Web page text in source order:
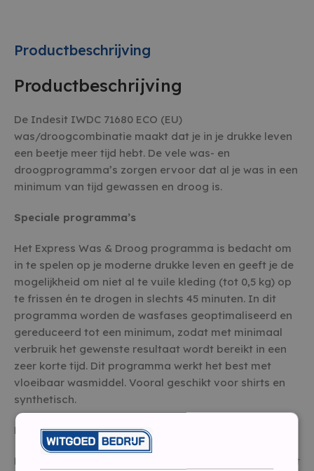
Productbeschrijving
Productbeschrijving
De Indesit IWDC 71680 ECO (EU)
was/droogcombinatie maakt dat je in je drukke leven
een beetje meer tijd hebt. De vele was- en
droogprogramma’s zorgen ervoor dat al je was in een
minimum van tijd gewassen en droog is.
Speciale programma’s
Het Express Was & Droog programma is bedacht om
in te spelen op je moderne drukke leven en geeft je de
mogelijkheid om niet al te vuile kleding (tot 0,5 kg) op
te frissen én te drogen in slechts 45 minuten. In dit
programma worden de wasfases geoptimaliseerd en
gereduceerd tot een minimum, zodat met minimaal
verbruik het gewenste resultaat wordt bereikt in een
zeer korte tijd. Dit programma werkt het best met
vloeibaar wasmiddel. Vooral geschikt voor shirts en
synthetisch.
Droogniveau’s met automatische sensor
Een automatische sensor in de trommel van de Indesit